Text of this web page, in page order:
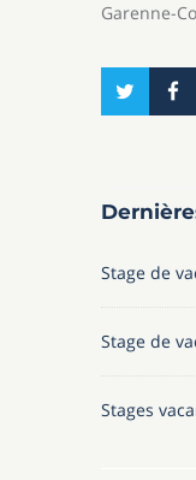
Garenne-
Stage de
Stage de
Stages